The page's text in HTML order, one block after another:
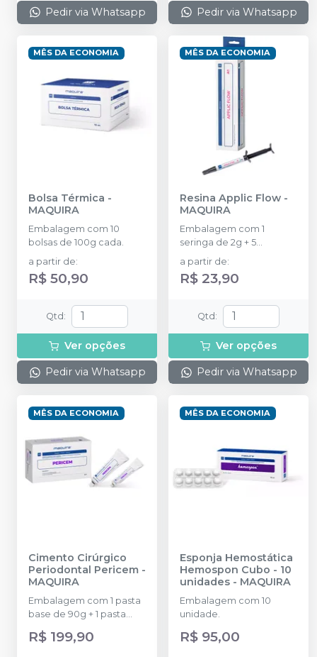
Pedir via Whatsapp Pedir via Whatsapp
MÊS DA ECONOMIA
Bolsa Térmica -
MAQUIRA
Embalagem com 10
bolsas de 100g cada.
a partir de:
R$ 50,90
Qtd :
Ver opções
Pedir via Whatsapp
MÊS DA ECONOMIA
Resina Applic Flow -
MAQUIRA
Embalagem com 1
seringa de 2g + 5
ponteiras.
a partir de:
R$ 23,90
Qtd :
Ver opções
Pedir via Whatsapp
MÊS DA ECONOMIA
Cimento Cirúrgico
Periodontal Pericem -
MAQUIRA
Embalagem com 1 pasta
base de 90g + 1 pasta
bloco de espatulação.
R$ 199,90
MÊS DA ECONOMIA
Esponja Hemostática
Hemospon Cubo - 10
unidades - MAQUIRA
Embalagem com 10
unidade.
R$ 95,00